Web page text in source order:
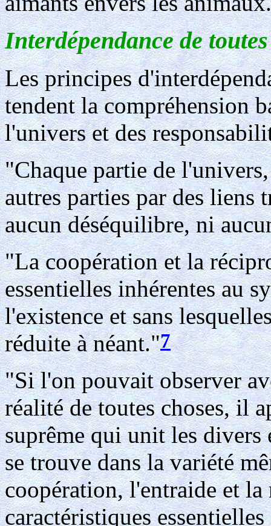
Interdépendance de
Les principes
tendent la compréhension
l'univers et des
"Chaque partie de
autres parties par des liens
aucun déséquilibre, ni
"La coopération et la
essentielles inhérentes au
l'existence et sans
réduite à néant."7
"Si l'on pouvait observer
réalité de toutes choses, il
suprême qui unit les divers
se trouve dans la variété
coopération, l'entraide et la
caractéristiques